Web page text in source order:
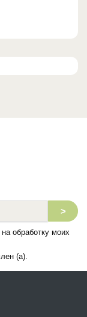
>
обработку моих
(а).